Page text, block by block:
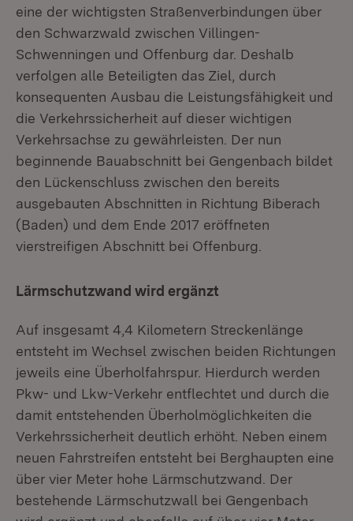
eine der wichtigsten Straßenverbindungen über
den Schwarzwald zwischen Villingen-
Schwenningen und Offenburg dar. Deshalb
verfolgen alle Beteiligten das Ziel, durch
konsequenten Ausbau die Leistungsfähigkeit und
die Verkehrssicherheit auf dieser wichtigen
Verkehrsachse zu gewährleisten. Der nun
beginnende Bauabschnitt bei Gengenbach bildet
den Lückenschluss zwischen den bereits
ausgebauten Abschnitten in Richtung Biberach
(Baden) und dem Ende 2017 eröffneten
vierstreifigen Abschnitt bei Offenburg.
Lärmschutzwand wird ergänzt
Auf insgesamt 4,4 Kilometern Streckenlänge
entsteht im Wechsel zwischen beiden Richtungen
jeweils eine Überholfahrspur. Hierdurch werden
Pkw- und Lkw-Verkehr entflechtet und durch die
damit entstehenden Überholmöglichkeiten die
Verkehrssicherheit deutlich erhöht. Neben einem
neuen Fahrstreifen entsteht bei Berghaupten eine
über vier Meter hohe Lärmschutzwand. Der
bestehende Lärmschutzwall bei Gengenbach